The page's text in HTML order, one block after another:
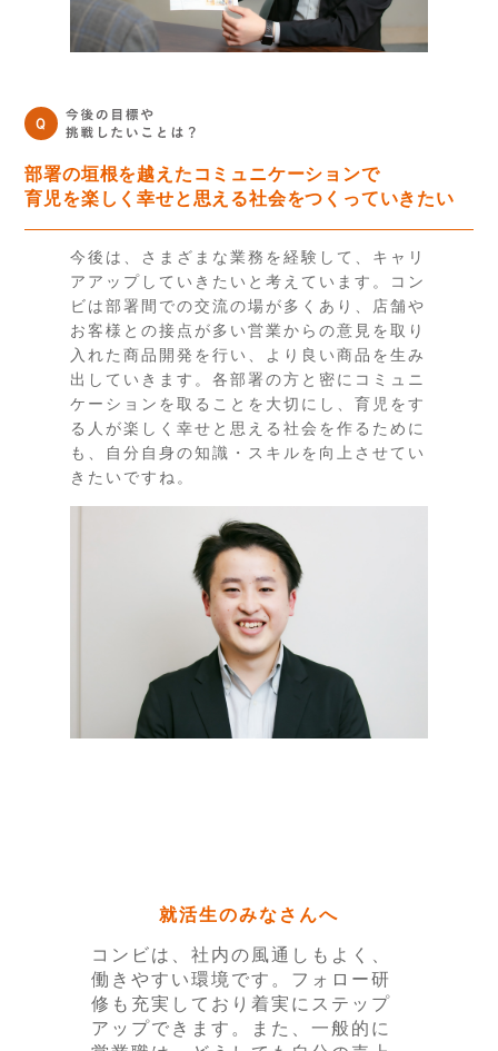
部署の垣根を越えたコミュニケーションで
育児を楽しく幸せと思える社会をつくっていきたい
今後は、さまざまな業務を経験して、キャリ
アアップしていきたいと考えています。コン
ビは部署間での交流の場が多くあり、店舗や
お客様との接点が多い営業からの意見を取り
入れた商品開発を行い、より良い商品を生み
出していきます。各部署の方と密にコミュニ
ケーションを取ることを大切にし、育児をす
る人が楽しく幸せと思える社会を作るために
も、自分自身の知識・スキルを向上させてい
きたいですね。
就活生のみなさんへ
コンビは、社内の風通しもよく、
働きやすい環境です。フォロー研
修も充実しており着実にステップ
アップできます。また、一般的に